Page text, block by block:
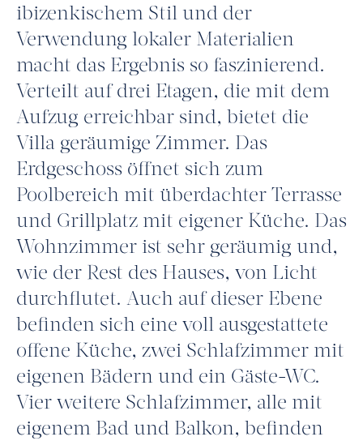
ibizenkischem Stil und der
Verwendung lokaler Materialien
macht das Ergebnis so faszinierend.
Verteilt auf drei Etagen, die mit dem
Aufzug erreichbar sind, bietet die
Villa geräumige Zimmer. Das
Erdgeschoss öffnet sich zum
Poolbereich mit überdachter Terrasse
und Grillplatz mit eigener Küche. Das
Wohnzimmer ist sehr geräumig und,
wie der Rest des Hauses, von Licht
durchflutet. Auch auf dieser Ebene
befinden sich eine voll ausgestattete
offene Küche, zwei Schlafzimmer mit
eigenen Bädern und ein Gäste-WC.
Vier weitere Schlafzimmer, alle mit
eigenem Bad und Balkon, befinden